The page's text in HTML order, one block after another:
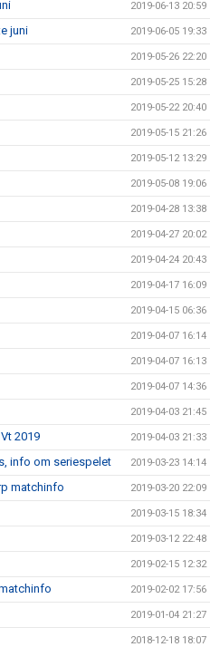
2019-06-13 20:59
juni 2019-06-05 19:33
2019-05-26 22:20
2019-05-25 15:28
2019-05-22 20:40
2019-05-15 21:26
2019-05-12 13:29
2019-05-08 19:06
2019-04-28 13:38
2019-04-27 20:02
2019-04-24 20:43
2019-04-17 16:09
2019-04-15 06:36
2019-04-07 16:14
2019-04-07 16:13
2019-04-07 14:36
2019-04-03 21:45
2019 2019-04-03 21:33
info om seriespelet 2019-03-23 14:14
matchinfo 2019-03-20 22:09
2019-03-15 18:34
2019-03-12 22:48
2019-02-15 12:32
2019-02-02 17:56
2019-01-04 21:27
2018-12-18 18:07